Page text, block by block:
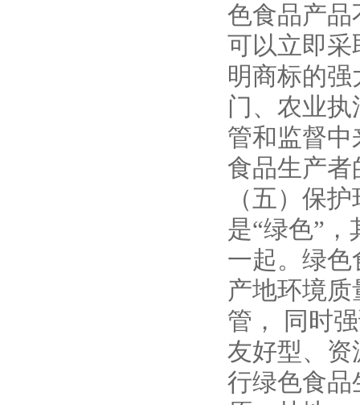
色食品产品
可以立即采
明商标的
门、农业
管和监督
食品生产者
（五）保
是“绿色”
一起。绿
产地环境
管， 同时
友好型、资
行绿色食品